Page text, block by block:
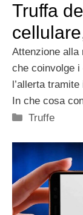
Truffa
Attenzione alla
che coinvolge
l’allerta
In che cosa
Categorie
Truffe